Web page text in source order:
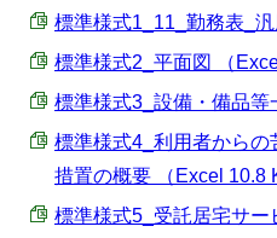
標準様式1_11_勤務表_汎
標準様式2_平面図 （
標準様式3_設備・備品等
標準様式4_利用者からの
措置の概要 （Excel 10.8
標準様式5_受託居宅サ